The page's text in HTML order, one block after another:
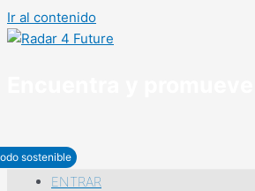
Ir al contenido
sostenible
ENTRAR